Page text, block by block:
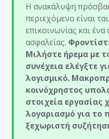
Η ανακάλυψη
περιεχόμενο είναι
επικοινωνίας και
ασφαλείας.
Μιλήστε ήρεμα με
συνέχεια ελέγξτε
λογισμικό.
κοινόχρηστος
στοιχεία εργασίας
λογαριασμό για το
ξεχωριστή